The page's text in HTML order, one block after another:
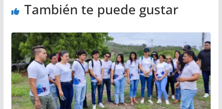
También te puede gustar